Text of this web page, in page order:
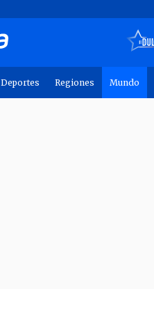
Deportes Regiones Mundo